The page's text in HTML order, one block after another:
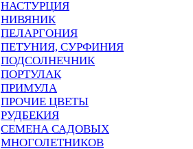
НАСТУРЦИЯ
НИВЯНИК
ПЕЛАРГОНИЯ
ПЕТУНИЯ, СУРФИНИЯ
ПОДСОЛНЕЧНИК
ПОРТУЛАК
ПРИМУЛА
ПРОЧИЕ ЦВЕТЫ
РУДБЕКИЯ
СЕМЕНА САДОВЫХ
МНОГОЛЕТНИКОВ